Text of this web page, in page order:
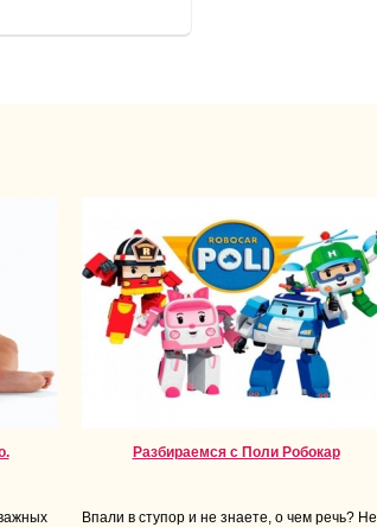
Разбираемся с Поли Робокар
Впали в ступор и не знаете, о чем речь? Не